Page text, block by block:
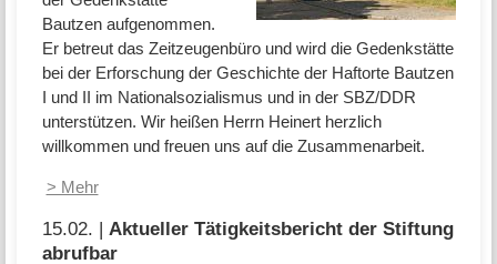
Bautzen aufgenommen.
Er betreut das Zeitzeugenbüro und wird die Gedenkstätte
bei der Erforschung der Geschichte der Haftorte Bautzen
I und II im Nationalsozialismus und in der SBZ/DDR
unterstützen. Wir heißen Herrn Heinert herzlich
willkommen und freuen uns auf die Zusammenarbeit.
> Mehr
15.02. | Aktueller Tätigkeitsbericht der Stiftung
abrufbar